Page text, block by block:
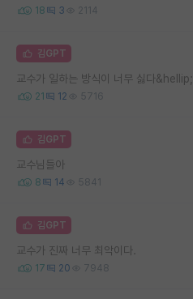
18 3 2114
김GPT
교수가 일하는 방식이 너무 싫다&hellip;
21 12 5716
김GPT
교수님들아
8 14 5841
김GPT
교수가 진짜 너무 최악이다.
17 20 7948